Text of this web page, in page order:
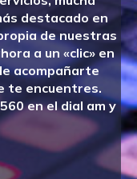
destacado en
de nuestras
a un «clic» en
acompañarte
te encuentres.
en el dial am y